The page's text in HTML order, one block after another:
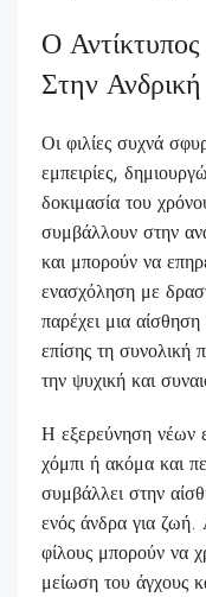
Ο
Στην
Οι φιλίες συχνά
εμπειρίες,
δοκιμασία του
συμβάλλουν στην
και μπορούν να
ενασχόληση με
παρέχει μια
επίσης τη συνολική
την ψυχική και
Η εξερεύνηση νέων
χόμπι ή ακόμα και
συμβάλλει στην
ενός άνδρα για ζωή.
φίλους μπορούν να
μείωση του άγχους